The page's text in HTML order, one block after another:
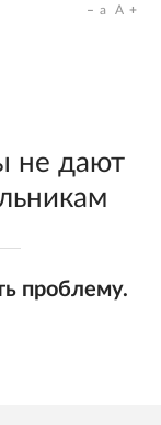
a A
не дают
проблему.